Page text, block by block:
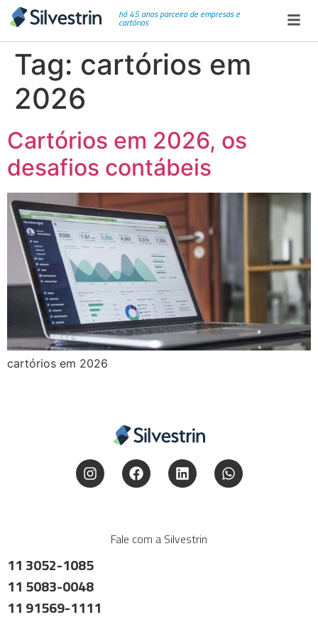
há 45 anos parceira de empresas e
cartórios
Tag: cartórios em
2026
Cartórios em 2026, os
desafios contábeis
cartórios em 2026
Fale com a Silvestrin
11 3052-1085
11 5083-0048
11 91569-1111